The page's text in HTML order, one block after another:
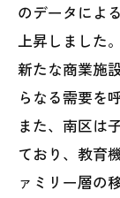
のデータによ
上昇しました
新たな商業施
らなる需要を
また、南区は
ており、教育
ァミリー層の